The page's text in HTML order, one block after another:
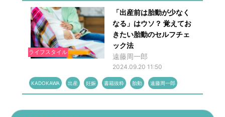
ライフスタイル
「出産前は胎動が少なく
なる」はウソ？ 覚えてお
きたい胎動のセルフチェ
ック法
遠藤周一郎
2024.09.20 11:50
KADOKAWA 出産 妊娠 書籍抜粋 胎動 遠藤周一郎